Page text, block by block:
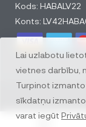
Lai uzlabotu
vietnes darbību,
Turpinot
sīkdatņu
varat iegūt
Kods: HABALV22
Konts: